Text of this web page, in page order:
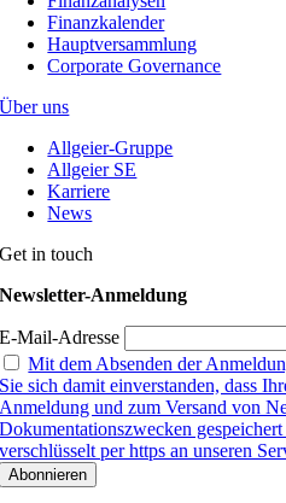
Finanzkalender
Hauptversammlung
Corporate Governance
Über uns
Allgeier-Gruppe
Allgeier SE
Karriere
News
Get in touch
Newsletter-Anmeldung
E-Mail-Adresse
Mit dem Absenden der
Sie sich damit einverstanden, dass
Anmeldung und zum Versand von
Dokumentationszwecken
verschlüsselt per https an unseren